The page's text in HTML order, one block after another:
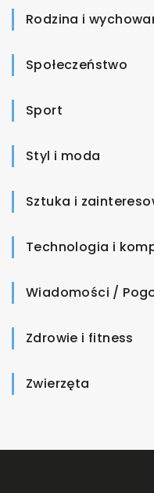
Rodzina i
Społeczeństwo
Sport
Styl i moda
Sztuka i
Technologia i
Wiadomości /
Zdrowie i fitness
Zwierzęta